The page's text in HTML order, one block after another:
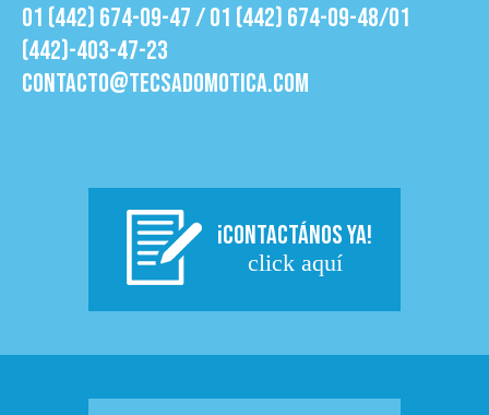
01 (442) 674-09-47 / 01 (442) 674-09-48/01
(442)-403-47-23
contacto@tecsadomotica.com
¡CONTACTÁNOS YA!
click aquí